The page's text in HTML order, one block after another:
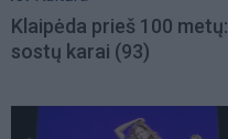
Klaipėda prieš 100 metų:
sostų karai (93)